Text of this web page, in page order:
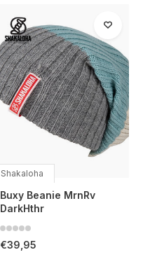
Shakaloha
Buxy Beanie MrnRv
DarkHthr
€39,95